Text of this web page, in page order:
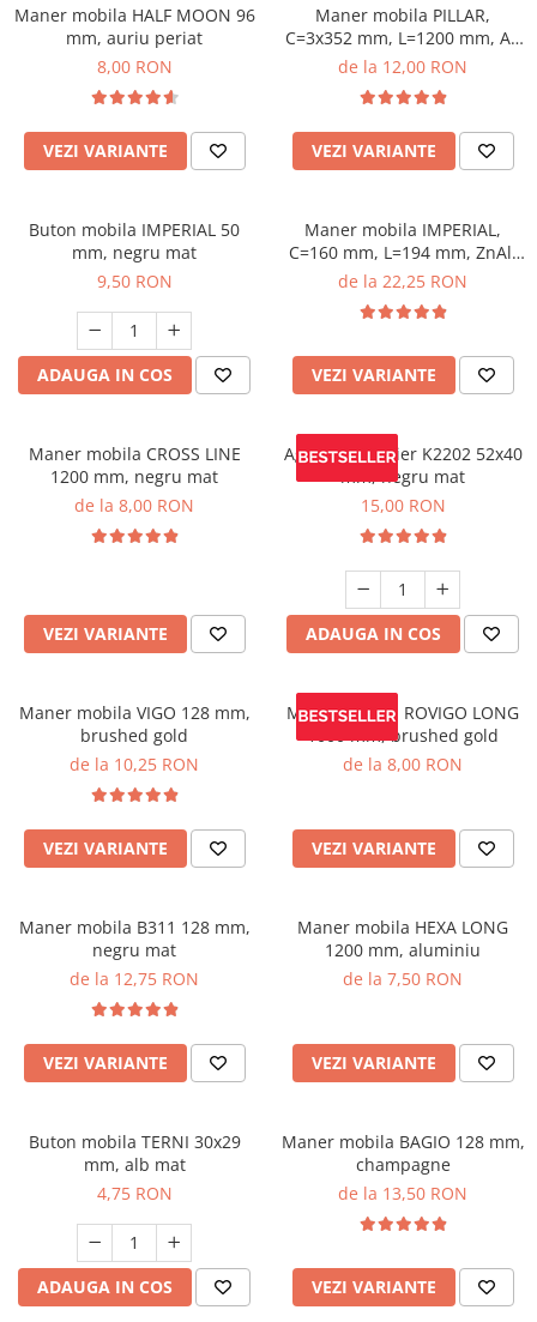
Maner mobila HALF MOON 96
mm, auriu periat
8,00 RON
VEZI VARIANTE
Maner mobila PILLAR,
C=3x352 mm, L=1200 mm, Al,
negru mat
de la 12,00 RON
VEZI VARIANTE
Buton mobila IMPERIAL 50
mm, negru mat
9,50 RON
ADAUGA IN COS
Maner mobila IMPERIAL,
C=160 mm, L=194 mm, ZnAl,
brushed gold
de la 22,25 RON
VEZI VARIANTE
Maner mobila CROSS LINE
1200 mm, negru mat
de la 8,00 RON
VEZI VARIANTE
Agatatoare cuier K2202 52x40
mm, negru mat
15,00 RON
ADAUGA IN COS
Maner mobila VIGO 128 mm,
brushed gold
de la 10,25 RON
VEZI VARIANTE
Maner mobila ROVIGO LONG
1000 mm, brushed gold
de la 8,00 RON
VEZI VARIANTE
Maner mobila B311 128 mm,
negru mat
de la 12,75 RON
VEZI VARIANTE
Maner mobila HEXA LONG
1200 mm, aluminiu
de la 7,50 RON
VEZI VARIANTE
Buton mobila TERNI 30x29
mm, alb mat
4,75 RON
ADAUGA IN COS
Maner mobila BAGIO 128 mm,
champagne
de la 13,50 RON
VEZI VARIANTE